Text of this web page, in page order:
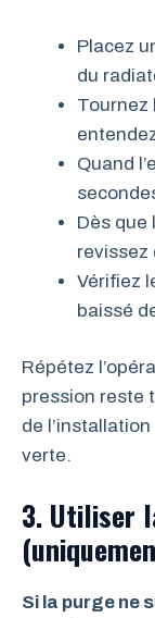
Placez
du
Tournez
Quand
Dès que
revissez
Vérifiez
baissé
Répétez
pression reste
de
verte.
3. Utiliser
Si la purge ne